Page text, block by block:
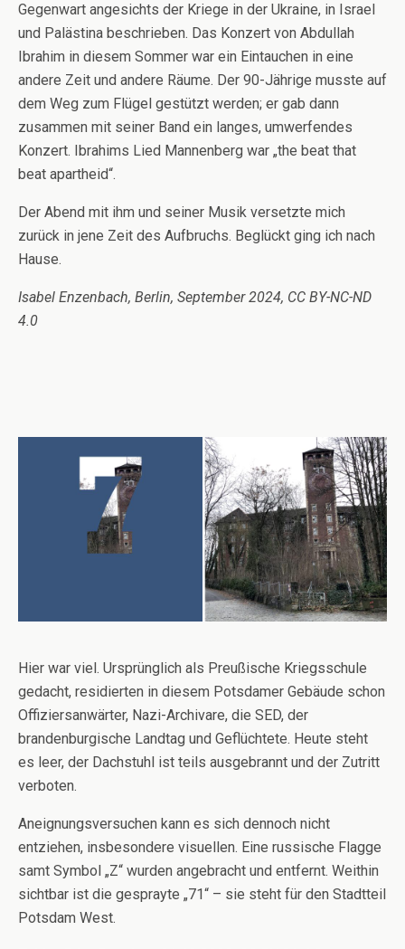
Gegenwart angesichts der Kriege in der Ukraine, in Israel
und Palästina beschrieben. Das Konzert von Abdullah
Ibrahim in diesem Sommer war ein Eintauchen in eine
andere Zeit und andere Räume. Der 90-Jährige musste auf
dem Weg zum Flügel gestützt werden; er gab dann
zusammen mit seiner Band ein langes, umwerfendes
Konzert. Ibrahims Lied Mannenberg war „the beat that
beat apartheid“.
Der Abend mit ihm und seiner Musik versetzte mich
zurück in jene Zeit des Aufbruchs. Beglückt ging ich nach
Hause.
Isabel Enzenbach, Berlin, September 2024, CC BY-NC-ND
4.0
Hier war viel. Ursprünglich als Preußische Kriegsschule
gedacht, residierten in diesem Potsdamer Gebäude schon
Offiziersanwärter, Nazi-Archivare, die SED, der
brandenburgische Landtag und Geflüchtete. Heute steht
es leer, der Dachstuhl ist teils ausgebrannt und der Zutritt
verboten.
Aneignungsversuchen kann es sich dennoch nicht
entziehen, insbesondere visuellen. Eine russische Flagge
samt Symbol „Z“ wurden angebracht und entfernt. Weithin
sichtbar ist die gesprayte „71“ – sie steht für den Stadtteil
Potsdam West.